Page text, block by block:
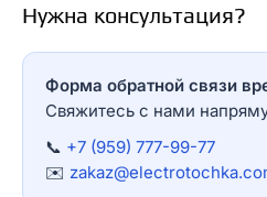
Нужна консультация?
Форма обратной связи
Свяжитесь с нами
📞 +7 (959) 777-99-77
✉️